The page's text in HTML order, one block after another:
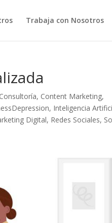
Trabaja con Nosotros
Consultoría, Content Marketing,
, Inteligencia
Digital, Redes Sociales,